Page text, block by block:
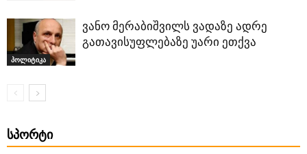
პოლიტიკა
ვანო მერაბიშვილს ვადაზე ადრე
გათავისუფლებაზე უარი ეთქვა
ᲡᲞᲝᲠᲢᲘ